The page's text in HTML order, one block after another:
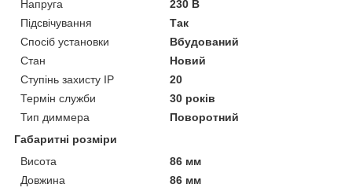
Напруга
230 В
Підсвічування
Так
Спосіб установки
Вбудований
Стан
Новий
Ступінь захисту IP
20
Термін служби
30 років
Тип диммера
Поворотний
Габаритні розміри
Висота
86 мм
Довжина
86 мм